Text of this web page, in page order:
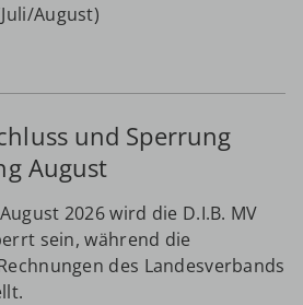
August)
und Sperrung
August
2026 wird die D.I.B. MV
sein, während die
des Landesverbands